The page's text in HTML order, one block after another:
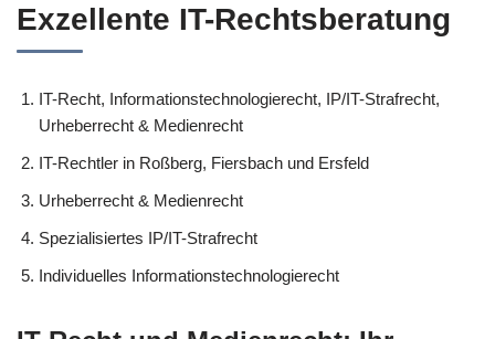
Exzellente IT-Rechtsberatung
IT-Recht, Informationstechnologierecht, IP/IT-Strafrecht,
Urheberrecht & Medienrecht
IT-Rechtler in Roßberg, Fiersbach und Ersfeld
Urheberrecht & Medienrecht
Spezialisiertes IP/IT-Strafrecht
Individuelles Informationstechnologierecht